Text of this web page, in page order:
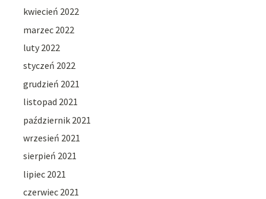
kwiecień 2022
marzec 2022
luty 2022
styczeń 2022
grudzień 2021
listopad 2021
październik 2021
wrzesień 2021
sierpień 2021
lipiec 2021
czerwiec 2021